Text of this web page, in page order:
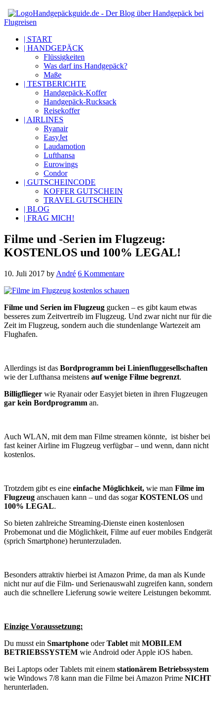
Handgepäckguide.de - Der Blog über Handgepäck bei
Flugreisen
| START
| HANDGEPÄCK
Flüssigkeiten
Was darf ins Handgepäck?
Maße
| TESTBERICHTE
Handgepäck-Koffer
Handgepäck-Rucksack
Reisekoffer
| AIRLINES
Ryanair
EasyJet
Laudamotion
Lufthansa
Eurowings
Condor
| GUTSCHEINCODE
KOFFER GUTSCHEIN
TRAVEL GUTSCHEIN
| BLOG
| FRAG MICH!
Filme und -Serien im Flugzeug:
KOSTENLOS und 100% LEGAL!
10. Juli 2017 by André 6 Kommentare
Filme und Serien im Flugzeug gucken – es gibt kaum etwas
besseres zum Zeitvertreib im Flugzeug. Und zwar nicht nur für die
Zeit im Flugzeug, sondern auch die stundenlange Wartezeit am
Flughafen.
Allerdings ist das Bordprogramm bei Linienfluggesellschaften
wie der Lufthansa meistens auf wenige Filme begrenzt.
Billigflieger wie Ryanair oder Easyjet bieten in ihren Flugzeugen
gar kein Bordprogramm an.
Auch WLAN, mit dem man Filme streamen könnte, ist bisher bei
fast keiner Airline im Flugzeug verfügbar – und wenn, dann nicht
kostenlos.
Trotzdem gibt es eine einfache Möglichkeit, wie man Filme im
Flugzeug anschauen kann – und das sogarKOSTENLOS und
100% LEGAL.
So bieten zahlreiche Streaming-Dienste einen kostenlosen
Probemonat und die Möglichkeit, Filme auf euer mobiles Endgerät
(sprich Smartphone) herunterzuladen.
Besonders attraktiv hierbei ist Amazon Prime, da man als Kunde
nicht nur auf die Film- und Serienauswahl zugreifen kann, sondern
auch die schnellere Lieferung sowie weitere Leistungen bekommt.
Einzige Voraussetzung:
Du musst ein Smartphone oderTablet mit MOBILEM
BETRIEBSSYSTEM wie Android oder Apple iOS haben.
Bei Laptops oder Tablets mit einem stationärem Betriebssystem
wie Windows 7/8 kann man die Filme bei Amazon Prime NICHT
herunterladen.